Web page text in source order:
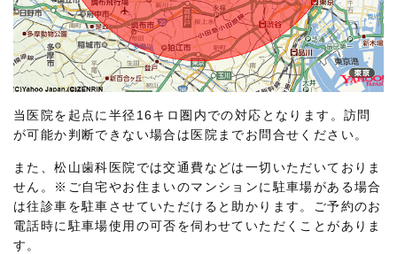
当医院を起点に半径16キロ圏内での対応となります。訪問
が可能か判断できない場合は医院までお問合せください。
また、松山歯科医院では交通費などは一切いただいておりま
せん。※ご自宅やお住まいのマンションに駐車場がある場合
は往診車を駐車させていただけると助かります。ご予約のお
電話時に駐車場使用の可否を伺わせていただくことがありま
す。